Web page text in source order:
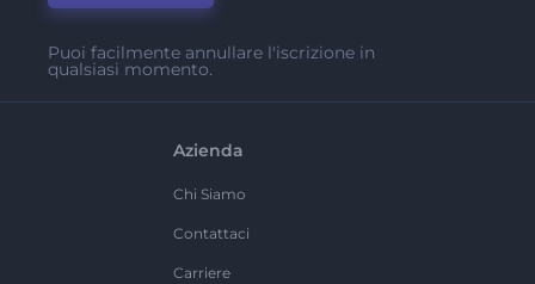
Puoi facilmente annullare l'iscrizione in
qualsiasi momento.
Azienda
Chi Siamo
Contattaci
Carriere